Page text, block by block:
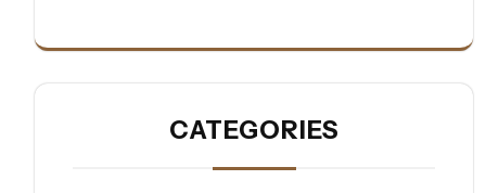
CATEGORIES